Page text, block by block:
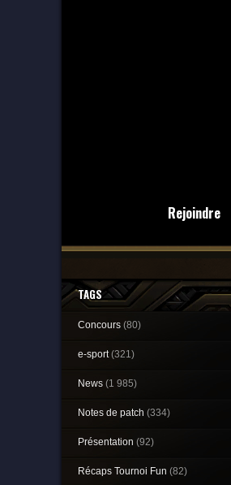
Rejoindre
TAGS
Concours (80)
e-sport(321)
News (1 985)
Notes de patch (334)
Présentation (92)
Récaps Tournoi Fun (82)